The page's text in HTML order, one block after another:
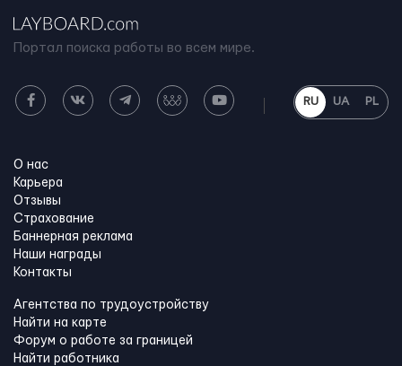
Портал поиска работы во всем мире.
RU UA PL
О нас
Карьера
Отзывы
Страхование
Баннерная реклама
Наши награды
Контакты
Агентства по трудоустройству
Найти на карте
Форум о работе за границей
Найти работника